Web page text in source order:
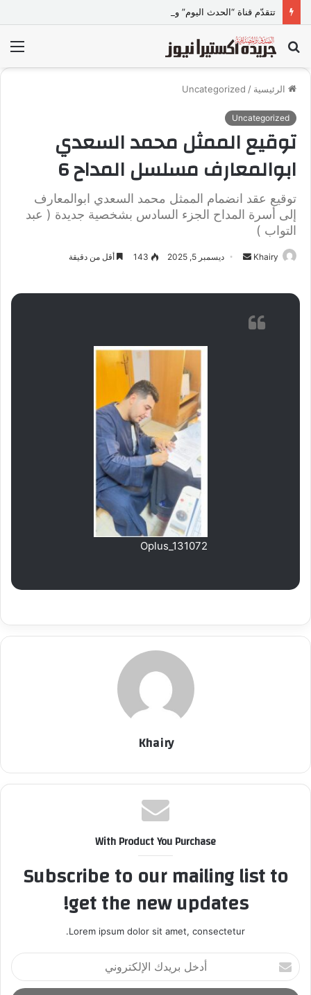
بحث
عن
الرئيسية /
Uncategorized
Uncategorized
توقيع الممثل محمد السعدي
ابوالمعارف مسلسل المداح 6
توقيع عقد انضمام الممثل محمد السعدي ابوالمعارف
إلى أسرة المداح الجزء السادس بشخصية جديدة ( عبد
التواب )
Khairy ديسمبر 5, 2025 143 أقل من دقيقة
Oplus_131072
Khairy
With Product You Purchase
Subscribe to our mailing list to
get the new updates!
Lorem ipsum dolor sit amet, consectetur.
أ
د
خ